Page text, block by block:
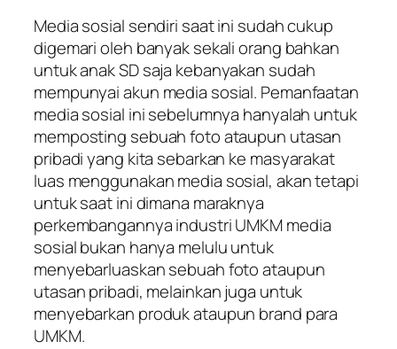
Media sosial sendiri saat ini sudah cukup
digemari oleh banyak sekali orang bahkan
untuk anak SD saja kebanyakan sudah
mempunyai akun media sosial. Pemanfaatan
media sosial ini sebelumnya hanyalah untuk
memposting sebuah foto ataupun utasan
pribadi yang kita sebarkan ke masyarakat
luas menggunakan media sosial, akan tetapi
untuk saat ini dimana maraknya
perkembangannya industri UMKM media
sosial bukan hanya melulu untuk
menyebarluaskan sebuah foto ataupun
utasan pribadi, melainkan juga untuk
menyebarkan produk ataupun brand para
UMKM.